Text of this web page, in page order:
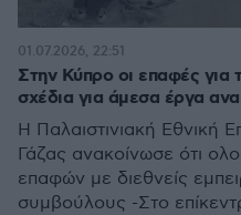
Στην Κύπρο οι επαφές για
σχέδια για άμεσα έργα
Η Παλαιστινιακή Εθνική
Γάζας ανακοίνωσε ότι
επαφών με διεθνείς
συμβούλους -Στο
01.07.2026, 22:51